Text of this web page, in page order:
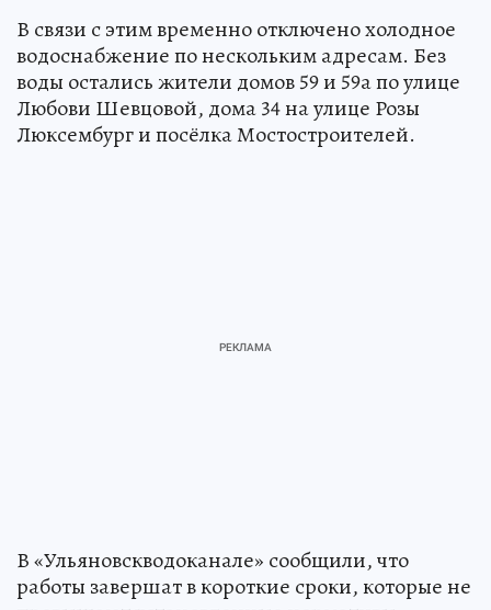
В связи с этим временно отключено холодное
водоснабжение по нескольким адресам. Без
воды остались жители домов 59 и 59а по улице
Любови Шевцовой, дома 34 на улице Розы
Люксембург и посёлка Мостостроителей.
В «Ульяновскводоканале» сообщили, что
работы завершат в короткие сроки, которые не